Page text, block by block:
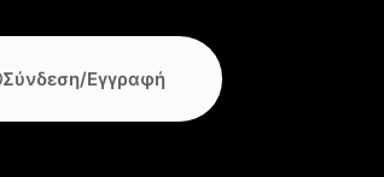
Σύνδεση/Εγγραφή